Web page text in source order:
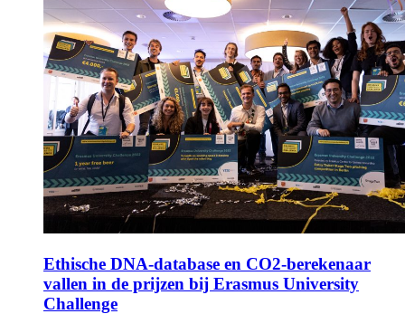
Ethische DNA-database en CO2-berekenaar
vallen in de prijzen bij Erasmus University
Challenge